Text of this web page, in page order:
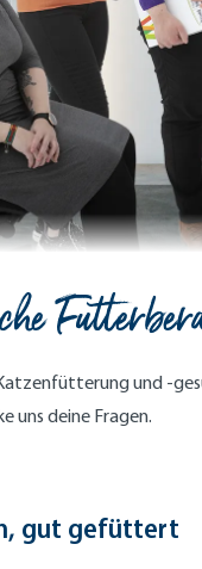
und -
uns deine Fragen.
gut gefüttert